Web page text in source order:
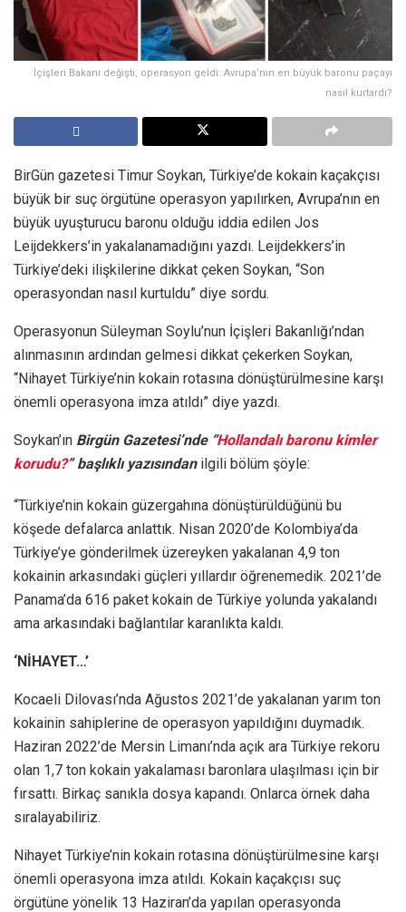
İçişleri Bakanı değişti, operasyon geldi: Avrupa’nın en büyük baronu paçayı
nasıl kurtardı?
BirGün gazetesi Timur Soykan, Türkiye’de kokain kaçakçısı
büyük bir suç örgütüne operasyon yapılırken, Avrupa’nın en
büyük uyuşturucu baronu olduğu iddia edilen Jos
Leijdekkers’in yakalanamadığını yazdı. Leijdekkers’in
Türkiye’deki ilişkilerine dikkat çeken Soykan, “Son
operasyondan nasıl kurtuldu” diye sordu.
Operasyonun Süleyman Soylu’nun İçişleri Bakanlığı’ndan
alınmasının ardından gelmesi dikkat çekerken Soykan,
“Nihayet Türkiye’nin kokain rotasına dönüştürülmesine karşı
önemli operasyona imza atıldı” diye yazdı.
Soykan’ın Birgün Gazetesi’nde “Hollandalı baronu kimler
korudu?” başlıklı yazısındanilgili bölüm şöyle:
“Türkiye’nin kokain güzergahına dönüştürüldüğünü bu
köşede defalarca anlattık. Nisan 2020’de Kolombiya’da
Türkiye’ye gönderilmek üzereyken yakalanan 4,9 ton
kokainin arkasındaki güçleri yıllardır öğrenemedik. 2021’de
Panama’da 616 paket kokain de Türkiye yolunda yakalandı
ama arkasındaki bağlantılar karanlıkta kaldı.
‘NİHAYET…’
Kocaeli Dilovası’nda Ağustos 2021’de yakalanan yarım ton
kokainin sahiplerine de operasyon yapıldığını duymadık.
Haziran 2022’de Mersin Limanı’nda açık ara Türkiye rekoru
olan 1,7 ton kokain yakalaması baronlara ulaşılması için bir
fırsattı. Birkaç sanıkla dosya kapandı. Onlarca örnek daha
sıralayabiliriz.
Nihayet Türkiye’nin kokain rotasına dönüştürülmesine karşı
önemli operasyona imza atıldı. Kokain kaçakçısı suç
örgütüne yönelik 13 Haziran’da yapılan operasyonda